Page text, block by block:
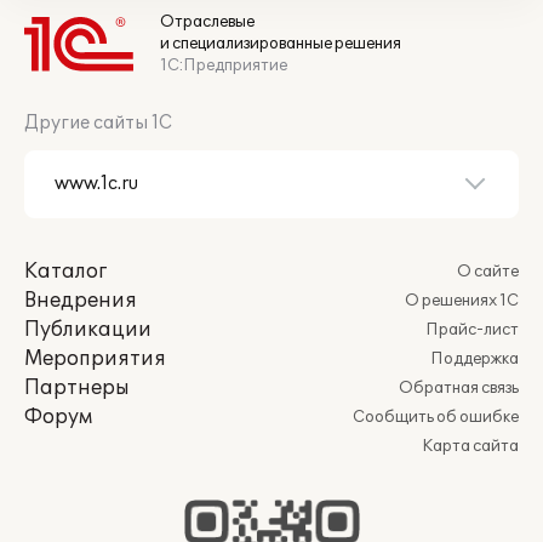
Отраслевые
и специализированные решения
1С:Предприятие
Другие сайты 1С
Каталог
Внедрения
Публикации
Мероприятия
Партнеры
Форум
О сайте
О решениях 1С
Прайс-лист
Поддержка
Обратная связь
Сообщить об ошибке
Карта сайта